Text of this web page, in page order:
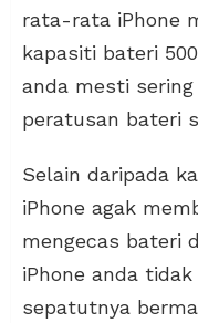
rata-rata iPhone
kapasiti bateri
anda mesti
peratusan bateri
Selain daripada
iPhone agak
mengecas bateri
iPhone anda
sepatutnya